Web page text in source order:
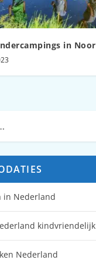
in
in Nederland
kindvriendelijk
Nederland